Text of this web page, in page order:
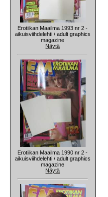
Erotiikan Maailma 1993 nr 2 -
aikuisviihdelehti / adult graphics
magazine
Näytä
Erotiikan Maailma 1990 nr 2 -
aikuisviihdelehti / adult graphics
magazine
Näytä